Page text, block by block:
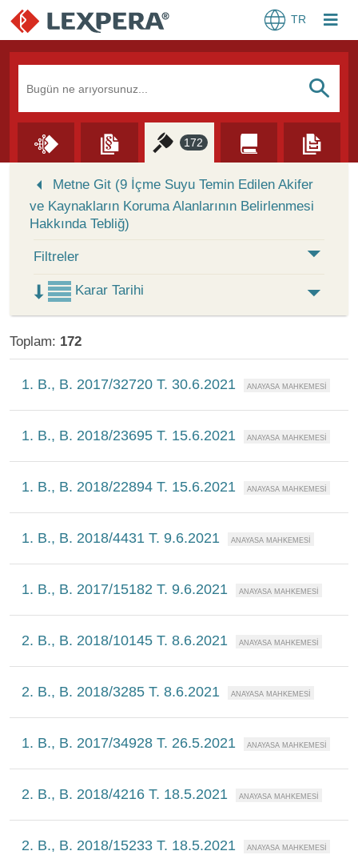
TR
S
172
Metne Git (9 İçme Suyu Temin Edilen Akifer
ve Kaynakların Koruma Alanlarının Belirlenmesi
Hakkında Tebliğ)
Filtreler
Karar Tarihi
Toplam: 172
1. B., B. 2017/32720 T. 30.6.2021
1. B., B. 2018/23695 T. 15.6.2021
1. B., B. 2018/22894 T. 15.6.2021
1. B., B. 2018/4431 T. 9.6.2021
1. B., B. 2017/15182 T. 9.6.2021
2. B., B. 2018/10145 T. 8.6.2021
2. B., B. 2018/3285 T. 8.6.2021
1. B., B. 2017/34928 T. 26.5.2021
2. B., B. 2018/4216 T. 18.5.2021
2. B., B. 2018/15233 T. 18.5.2021